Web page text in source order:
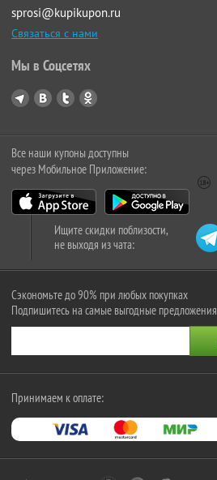
sprosi@kupikupon.ru
Связаться с нами
Мы в Соцсетях
Все наши купоны доступны
через Мобильное Приложение:
Ищите скидки поблизости,
не выходя из чата:
Сэкономьте до 90% при любых покупках
Подпишитесь на самые выгодные предложения
Принимаем к оплате: